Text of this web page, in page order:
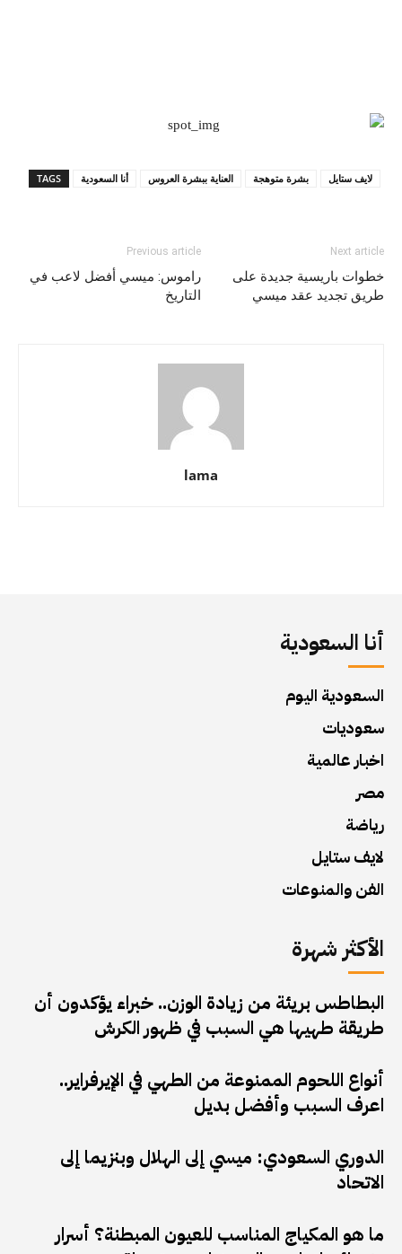
TAGS أنا السعودية العناية ببشرة العروس بشرة متوهجة لايف ستايل
Previous article
راموس: ميسي أفضل لاعب في
التاريخ
Next article
خطوات باريسية جديدة على
طريق تجديد عقد ميسي
lama
أنا السعودية
السعودية اليوم
سعوديات
اخبار عالمية
مصر
رياضة
لايف ستايل
الفن والمنوعات
الأكثر شهرة
البطاطس بريئة من زيادة الوزن.. خبراء يؤكدون أن
طريقة طهيها هي السبب في ظهور الكرش
أنواع اللحوم الممنوعة من الطهي في الإيرفراير..
اعرف السبب وأفضل بديل
الدوري السعودي: ميسي إلى الهلال وبنزيما إلى
الاتحاد
ما هو المكياج المناسب للعيون المبطنة؟ أسرار